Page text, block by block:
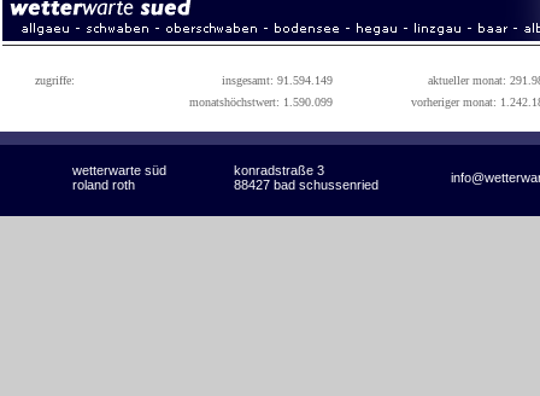
zugriffe: insgesamt: 91.594.149
aktueller monat:
monatshöchstwert: 1.590.099
vorheriger monat:
wetterwarte süd konradstraße 3
roland roth 88427 bad schussenried